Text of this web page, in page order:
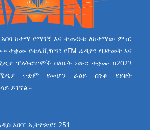
ከተማ የማገኝ እና ተጠሪነቱ ለከተማው ምክር
ተቋሙ የቴሌቪዥን፣ የFM ሬዲዮ፣ የህትመት እና
ፕላትፎርሞች ባለቤት ነው። ተቋሙ በ2023
ተቋም የመሆን ራዕይ ሰንቆ የይዘት
ይገኛል።
አበባ፣ ኢትዮጵያ፣ 251